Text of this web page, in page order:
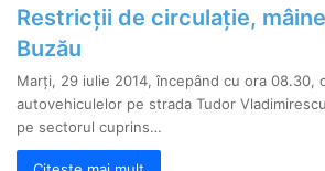
Restricții de circulație,
Buzău
Marți, 29 iulie 2014, începând cu ora 08.30,
autovehiculelor pe strada Tudor
pe sectorul cuprins…